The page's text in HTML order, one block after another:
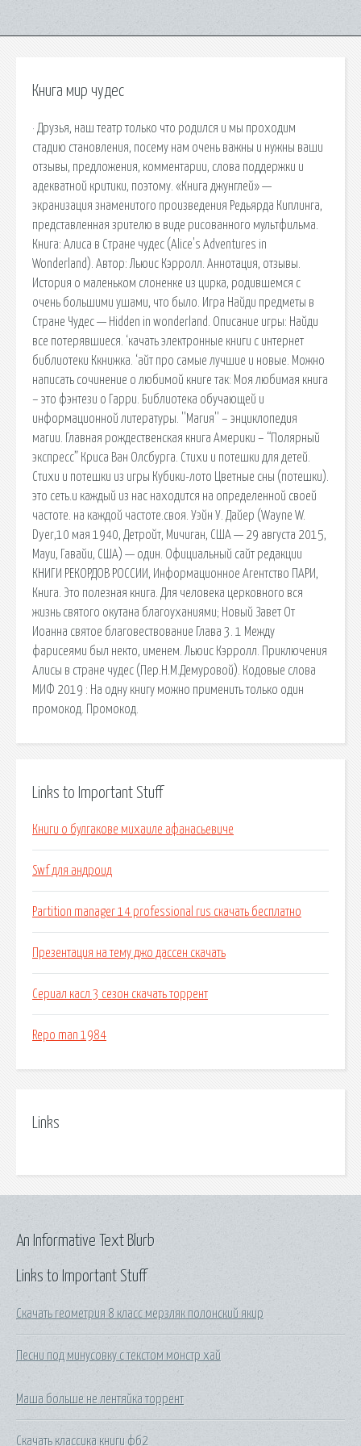
Книга мир чудес
· Друзья, наш театр только что родился и мы проходим
стадию становления, посему нам очень важны и нужны ваши
отзывы, предложения, комментарии, слова поддержки и
адекватной критики, поэтому. «Книга джунглей» —
экранизация знаменитого произведения Редьярда Киплинга,
представленная зрителю в виде рисованного мультфильма.
Книга: Алиса в Стране чудес (Alice's Adventures in
Wonderland). Автор: Льюис Кэрролл. Аннотация, отзывы.
История о маленьком слоненке из цирка, родившемся с
очень большими ушами, что было. Игра Найди предметы в
Стране Чудес — Hidden in wonderland. Описание игры: Найди
все потерявшиеся. ‘качать электронные книги с интернет
библиотеки Ккнижка. ‘айт про самые лучшие и новые. Можно
написать сочинение о любимой книге так: Моя любимая книга
– это фэнтези о Гарри. Библиотека обучающей и
информационной литературы. ''Магия'' – энциклопедия
магии. Главная рождественская книга Америки – “Полярный
экспресс” Криса Ван Олсбурга. Стихи и потешки для детей.
Стихи и потешки из игры Кубики-лото Цветные сны (потешки).
это сеть.и каждый из нас находится на определенной своей
частоте. на каждой частоте.своя. Уэйн У. Дайер (Wayne W.
Dyer,10 мая 1940, Детройт, Мичиган, США — 29 августа 2015,
Мауи, Гавайи, США) — один. Официальный сайт редакции
КНИГИ РЕКОРДОВ РОССИИ, Информационное Агентство ПАРИ,
Книга. Это полезная книга. Для человека церковного вся
жизнь святого окутана благоуханиями; Новый Завет От
Иоанна святое благовествование Глава 3. 1 Между
фарисеями был некто, именем. Льюис Кэрролл. Приключения
Алисы в стране чудес (Пер.Н.М.Демуровой). Кодовые слова
МИФ 2019 : На одну книгу можно применить только один
промокод. Промокод.
Links to Important Stuff
Книги о булгакове михаиле афанасьевиче
Swf для андроид
Partition manager 14 professional rus скачать бесплатно
Презентация на тему джо дассен скачать
Сериал касл 3 сезон скачать торрент
Repo man 1984
Links
Links to Important Stuff
Скачать геометрия 8 класс мерзляк полонский якир
Песни под минусовку с текстом монстр хай
Маша больше не лентяйка торрент
Скачать классика книги фб2
An Informative Text Blurb